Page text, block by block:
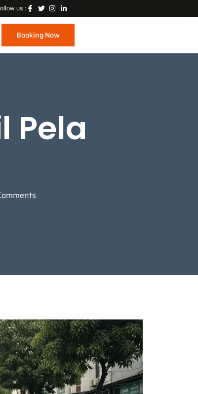
us :
Booking Now
Pela